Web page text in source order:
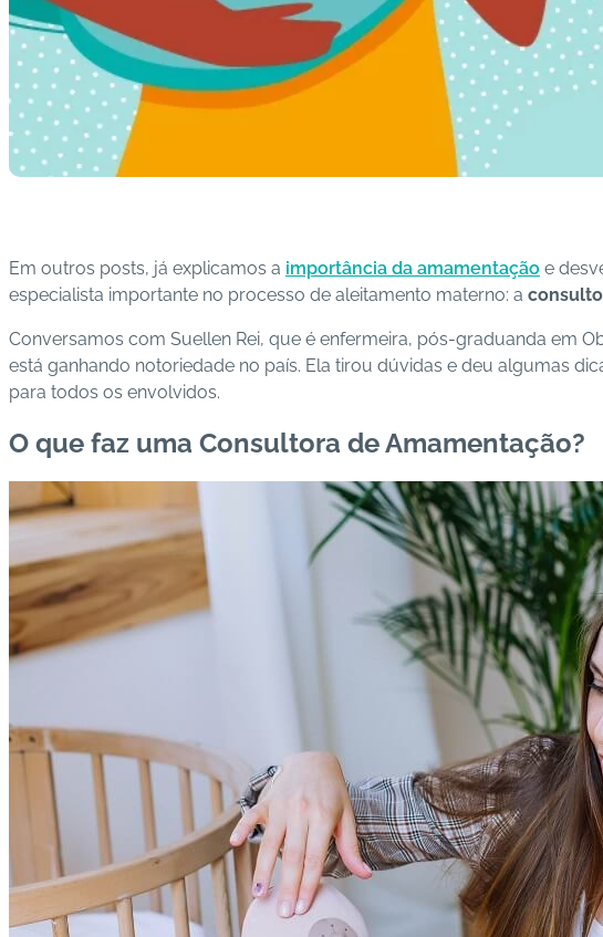
Em outros posts, já explicamos a importância da amamentação e
especialista importante no processo de aleitamento materno: a
Conversamos com Suellen Rei, que é enfermeira, pós-graduanda em
está ganhando notoriedade no país. Ela tirou dúvidas e deu algumas
para todos os envolvidos.
O que faz uma Consultora de Amamentação?